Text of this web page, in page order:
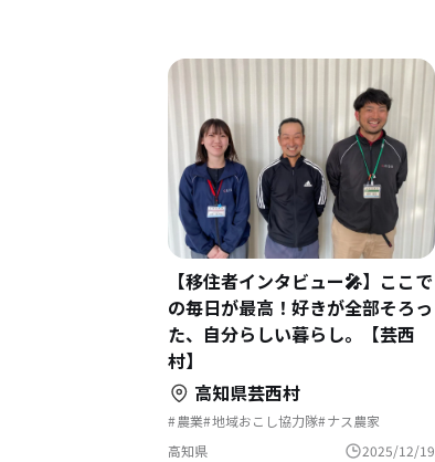
【移住者インタビュー🎤】ここで
の毎日が最高！好きが全部そろっ
た、自分らしい暮らし。【芸西
村】
高知県芸西村
農業 地域おこし協力隊 ナス農家
高知県
2025/12/19